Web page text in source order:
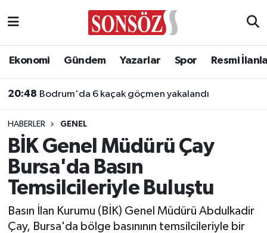
Ekonomi Gündem Yazarlar Spor Resmi
20:48 Bodrum'da 6 kaçak göçmen yakalandı
HABERLER GENEL
BİK Genel Müdürü Çay
Bursa'da Basın
Temsilcileriyle Buluştu
Basın İlan Kurumu (BİK) Genel Müdürü Abdulkadir
Çay, Bursa'da bölge basınının temsilcileriyle bir
Asayiş
Biyografi
Çevre
Diğer
Dünya
Ankara Nöbetçi Eczaneler
Ankara Trafik Yoğunluk Haritası
Süper Lig Puan Durumu ve Fikstür
Tüm Manşetler
Son Dakika Haberleri